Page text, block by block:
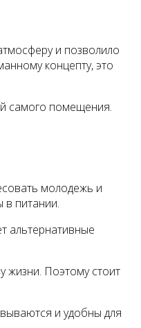
и позволило
концепту, это
самого помещения.
молодежь и
в питании.
альтернативные
жизни. Поэтому стоит
и удобны для